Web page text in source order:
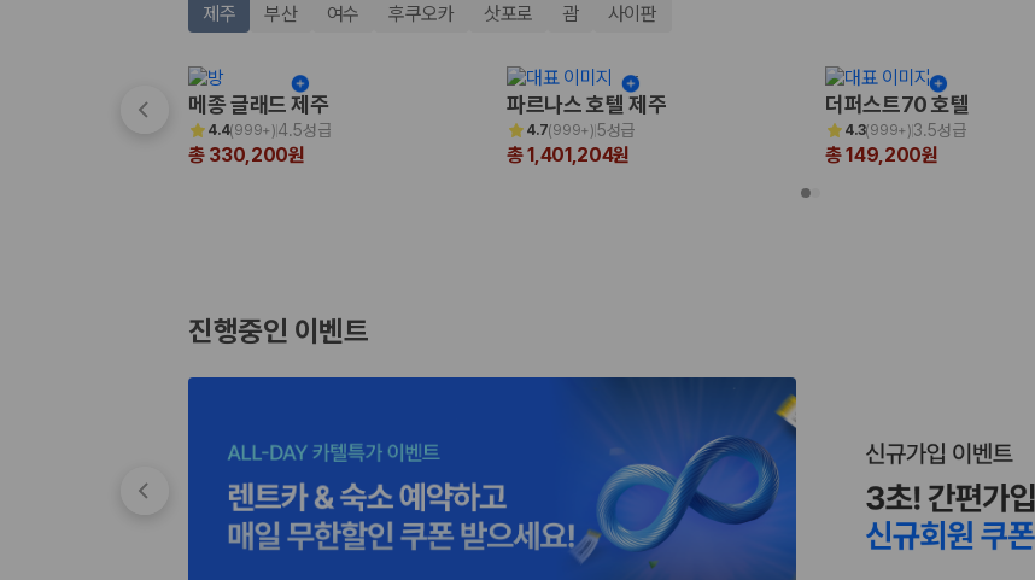
제주 부산 여수 후쿠오카 삿포로 괌 사이판
메종 글래드 제주
4.4(999+)4.5성급
총 330,200원
파르나스 호텔 제주
4.7(999+)5성급
총 1,401,204원
더퍼스트70 호텔
4.3(999+)3.5성급
총 149,200원
진행중인 이벤트